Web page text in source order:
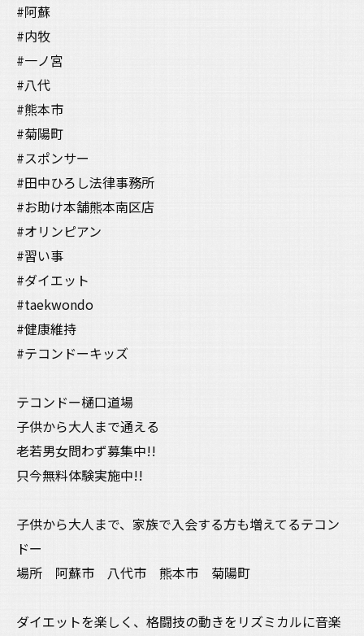
#阿蘇
#内牧
#一ノ宮
#八代
#熊本市
#菊陽町
#スポンサー
#田中ひろし法律事務所
#お助け本舗熊本南区店
#オリンピアン
#習い事
#ダイエット
#taekwondo
#健康維持
#テコンドーキッズ
テコンドー樋口道場
子供から大人まで通える
老若男女問わず募集中!!
只今無料体験実施中!!
子供から大人まで、家族で入会する方も増えてるテコン
ドー
場所 阿蘇市 八代市 熊本市 菊陽町
ダイエットを楽しく、格闘技の動きをリズミカルに音楽